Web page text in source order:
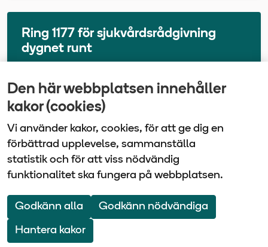
Den här webbplatsen innehåller
kakor (cookies)
Vi använder kakor, cookies, för att ge dig en
förbättrad upplevelse, sammanställa
statistik och för att viss nödvändig
funktionalitet ska fungera på webbplatsen.
Godkänn alla Godkänn nödvändiga
Hantera kakor
Ring 1177 för sjukvårdsrådgivning
dygnet runt
Senast uppdaterad
Vårdbolaget Tiohundra | Box 905 | 761 29 Norrtälje
| Tel: 0176-10 100
Om webbplatsenWebbkarta